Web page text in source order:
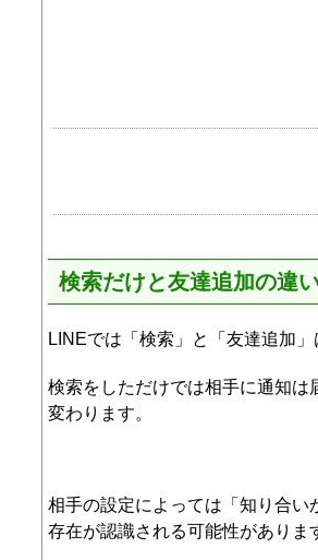
検索だけと友達追加の違
LINEでは「検索」と「友達追加」
検索をしただけでは相手に通知
変わります。
相手の設定によっては「知り合
存在が認識される可能性がありま